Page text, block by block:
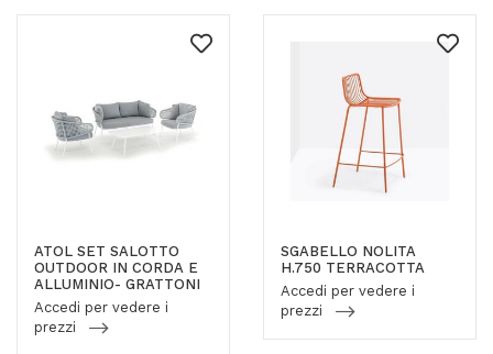
ATOL SET SALOTTO
OUTDOOR IN CORDA E
ALLUMINIO- GRATTONI
Accedi per vedere i
prezzi
SGABELLO NOLITA
H.750 TERRACOTTA
Accedi per vedere i
prezzi